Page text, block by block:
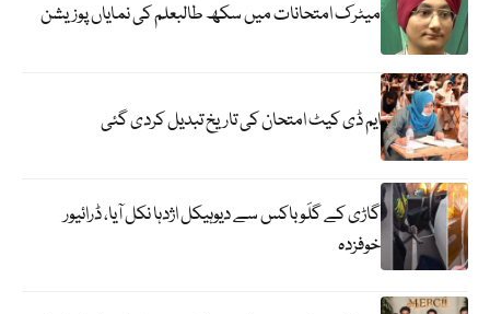
میٹرک امتحانات میں سکھ طالبعلم کی نمایاں پوزیشن
ایم ڈی کیٹ امتحان کی تاریخ تبدیل کردی گئی
گاڑی کے گلَو باکس سے دیوہیکل اژدہا نکل آیا، ڈرائیور
خوفزدہ